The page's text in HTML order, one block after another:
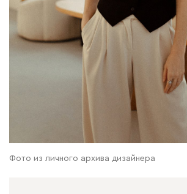
Фото из личного архива дизайнера